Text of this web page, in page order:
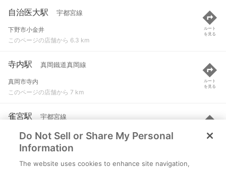
自治医大駅 宇都宮線
下野市小金井
このページの店舗から 6.3 km
ルート
を見る
寺内駅 真岡鐵道真岡線
真岡市寺内
このページの店舗から 7 km
ルート
を見る
雀宮駅 宇都宮線
宇都宮市雀宮１丁目
このページの店舗から 7.3 km
ルート
を見る
Do Not Sell or Share My Personal
Information
The website uses cookies to enhance site navigation,